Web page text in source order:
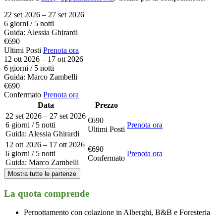
22 set 2026 – 27 set 2026
6 giorni / 5 notti
Guida: Alessia Ghirardi
€690
Ultimi Posti Prenota ora
12 ott 2026 – 17 ott 2026
6 giorni / 5 notti
Guida: Marco Zambelli
€690
Confermato Prenota ora
Data
Prezzo
22 set 2026 – 27 set 2026
6 giorni / 5 notti
Guida: Alessia Ghirardi
€690
Ultimi Posti
Prenota ora
12 ott 2026 – 17 ott 2026
6 giorni / 5 notti
Guida: Marco Zambelli
€690
Confermato
Prenota ora
Mostra tutte le partenze
La quota comprende
Pernottamento con colazione in Alberghi, B&B e Foresteria